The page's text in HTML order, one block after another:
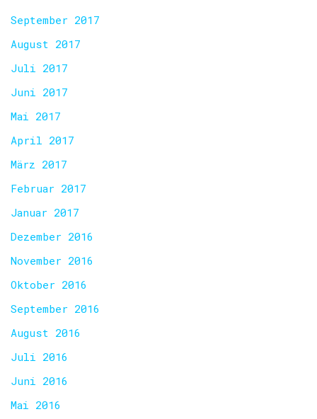
September 2017
August 2017
Juli 2017
Juni 2017
Mai 2017
April 2017
März 2017
Februar 2017
Januar 2017
Dezember 2016
November 2016
Oktober 2016
September 2016
August 2016
Juli 2016
Juni 2016
Mai 2016